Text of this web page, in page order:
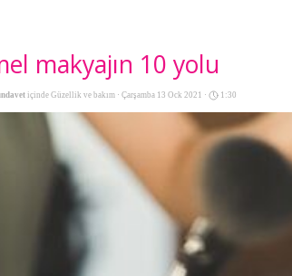
makyajın 10 yolu
içinde Güzellik ve bakım · Çarşamba 13 Ock 2021 · 1:30